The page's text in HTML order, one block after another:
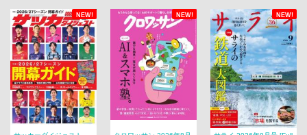
NEW! NEW! NEW!